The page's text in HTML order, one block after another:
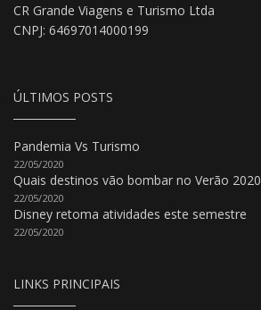
CR Grande Viagens e Turismo Ltda
CNPJ: 64697014000199
ÚLTIMOS POSTS
Pandemia Vs Turismo
22/05/2020
Quais destinos vão bombar no Verão 2020
22/05/2020
Disney retoma atividades este semestre
22/05/2020
LINKS PRINCIPAIS